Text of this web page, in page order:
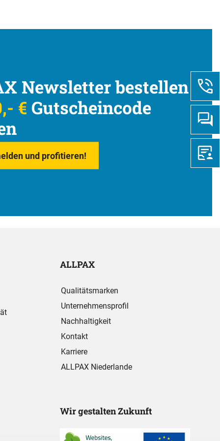
Newsletter bestellen
€ Gutscheincode
und profitieren!
ALLPAX
Qualitätsmarken
Unternehmensprofil
Nachhaltigkeit
Kontakt
Karriere
ALLPAX Niederlande
Wir gestalten Zukunft